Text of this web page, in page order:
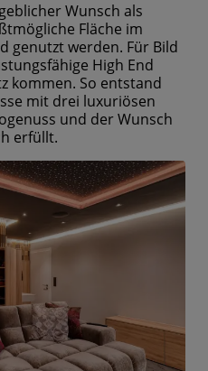
Wunsch als
Fläche im
genutzt werden. Für Bild
High End
kommen. So entstand
mit drei luxuriösen
und der Wunsch
erfüllt.